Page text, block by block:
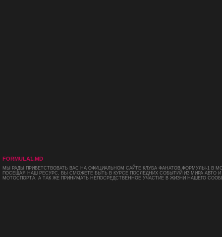
FORMULA1.MD
МЫ РАДЫ ПРИВЕТСТВОВАТЬ ВАС НА ОФИЦИАЛЬНОМ САЙТЕ КЛУБА ФАНАТОВ ФОРМУЛЫ-1 В
ПОСЕЩАЯ НАШ РЕСУРС, ВЫ СМОЖЕТЕ БЫТЬ В КУРСЕ ПОСЛЕДНИХ СОБЫТИЙ ИЗ МИРА АВТО И
МОТОСПОРТА, А ТАК ЖЕ ПРИНИМАТЬ НЕПОСРЕДСТВЕННОЕ УЧАСТИЕ В ЖИЗНИ НАШЕГО